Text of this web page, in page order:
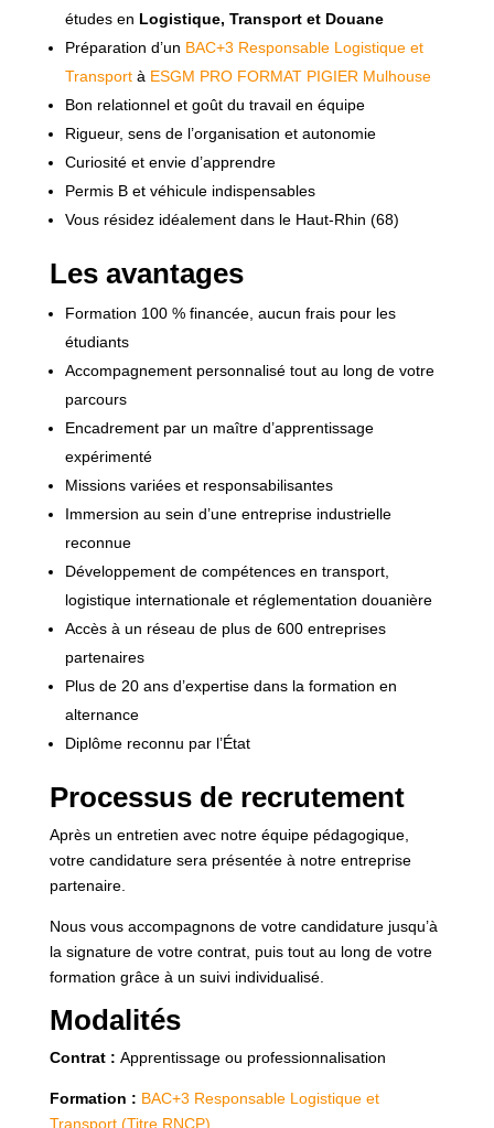
études en Logistique, Transport et Douane
Préparation d’un BAC+3 Responsable Logistique et
Transportà ESGM PRO FORMAT PIGIER Mulhouse
Bon relationnel et goût du travail en équipe
Rigueur, sens de l’organisation et autonomie
Curiosité et envie d’apprendre
Permis B et véhicule indispensables
Vous résidez idéalement dans le Haut-Rhin (68)
Les avantages
Formation 100 % financée, aucun frais pour les
étudiants
Accompagnement personnalisé tout au long de votre
parcours
Encadrement par un maître d’apprentissage
expérimenté
Missions variées et responsabilisantes
Immersion au sein d’une entreprise industrielle
reconnue
Développement de compétences en transport,
logistique internationale et réglementation douanière
Accès à un réseau de plus de 600 entreprises
partenaires
Plus de 20 ans d’expertise dans la formation en
alternance
Diplôme reconnu par l’État
Processus de recrutement
Après un entretien avec notre équipe pédagogique,
votre candidature sera présentée à notre entreprise
partenaire.
Nous vous accompagnons de votre candidature jusqu’à
la signature de votre contrat, puis tout au long de votre
formation grâce à un suivi individualisé.
Modalités
Contrat : Apprentissage ou professionnalisation
Formation : BAC+3 Responsable Logistique et
Transport (Titre RNCP)